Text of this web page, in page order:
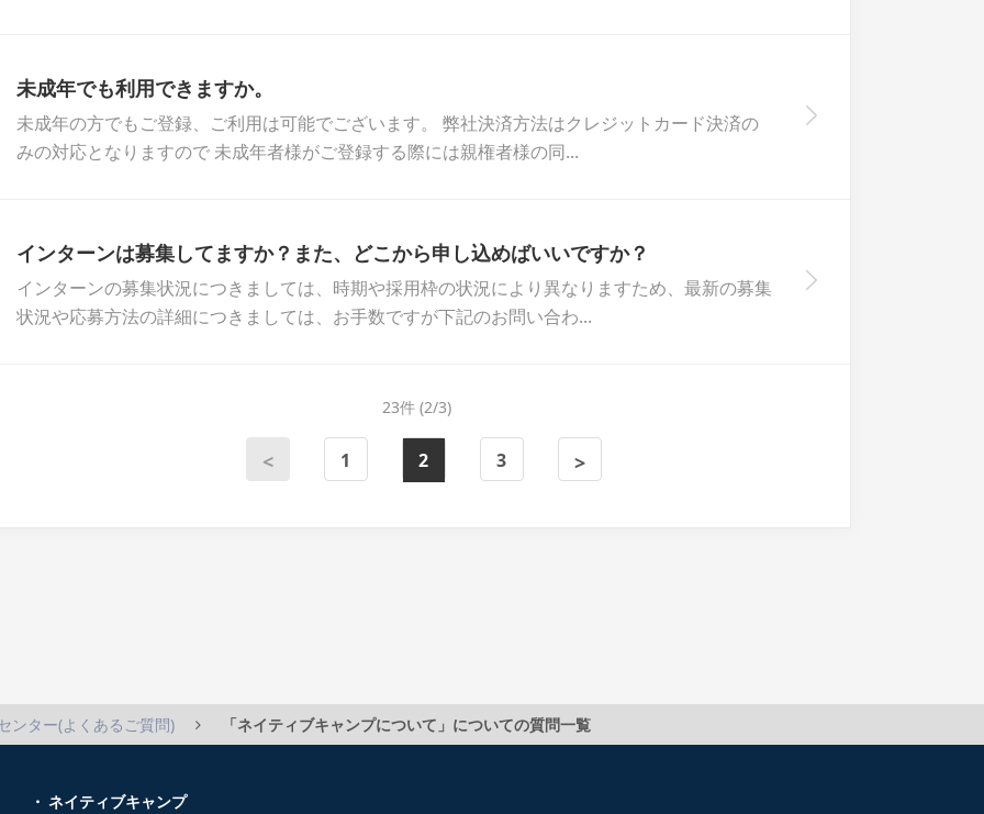
未成年でも利用できますか。
未成年の方でもご登録、ご利用は可能でございます。 弊社決済方法はクレジットカード決済の
みの対応となりますので 未成年者様がご登録する際には親権者様の同...
インターンは募集してますか？また、どこから申し込めばいいですか？
インターンの募集状況につきましては、時期や採用枠の状況により異なりますため、最新の募集
状況や応募方法の詳細につきましては、お手数ですが下記のお問い合わ...
23件 (2/3)
< 1 2 3 >
ンター(よくあるご質問) 「ネイティブキャンプについて」についての質問一覧
ネイティブキャンプ